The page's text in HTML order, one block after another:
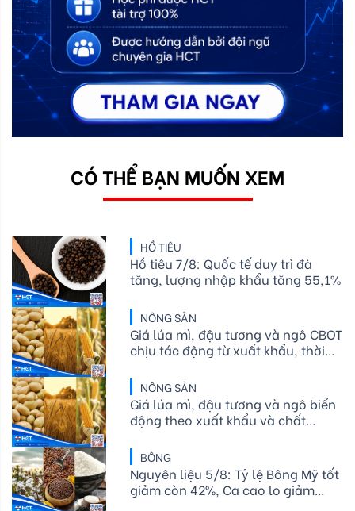
CÓ THỂ BẠN MUỐN XEM
HỒ TIÊU
Hồ tiêu 7/8: Quốc tế duy trì đà
tăng, lượng nhập khẩu tăng 55,1%
NÔNG SẢN
Giá lúa mì, đậu tương và ngô CBOT
chịu tác động từ xuất khẩu, thời
NÔNG SẢN
Giá lúa mì, đậu tương và ngô biến
động theo xuất khẩu và chất
BÔNG
Nguyên liệu 5/8: Tỷ lệ Bông Mỹ tốt
giảm còn 42%, Ca cao lo giảm